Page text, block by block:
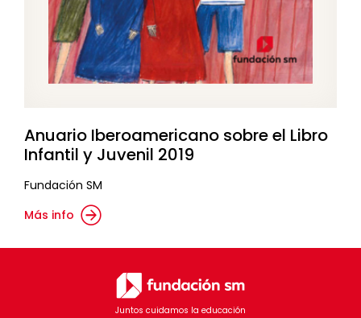
Anuario Iberoamericano sobre el Libro
Infantil y Juvenil 2019
Fundación SM
Más info
Juntos cuidamos la educación